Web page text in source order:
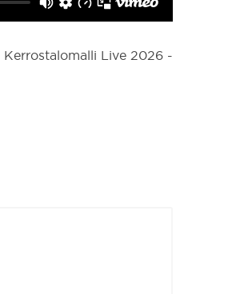
Kerrostalomalli Live 2026 -